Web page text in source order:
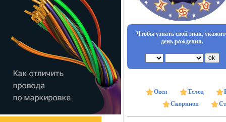
Чтобы узнать свой знак,
день рождения.
Овен Телец
Скорпион